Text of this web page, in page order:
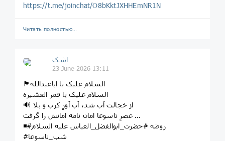
https://t.me/joinchat/O8bKktJXHHEmNR1N
Читать полностью…
اشک
23 June 2026 13:11
🏴السلام علیک یا اباعبدالله
السلام علیک یا قمر العشیره
🔊 از خجالت آب شد، آب آورِ كرب و بلا
عصرِ تاسوعا امان نامه امانش را گرفت ...
◾️#روضه #حضرت_ابوالفضل_العباس علیه السلام
#شب_تاسوعا